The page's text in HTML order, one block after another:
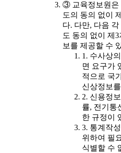
③ 교육정보원은
도의 동의 없이
다. 다만, 다음
도 동의 없이 제
보를 제공할 수
1. 수사상
면 요구가
적으로 국
신상정보
2. 신용정
률, 전기통
한 규정이
3. 통계작
위하여 필
식별할 수